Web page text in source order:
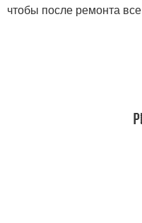
чтобы после ремонта